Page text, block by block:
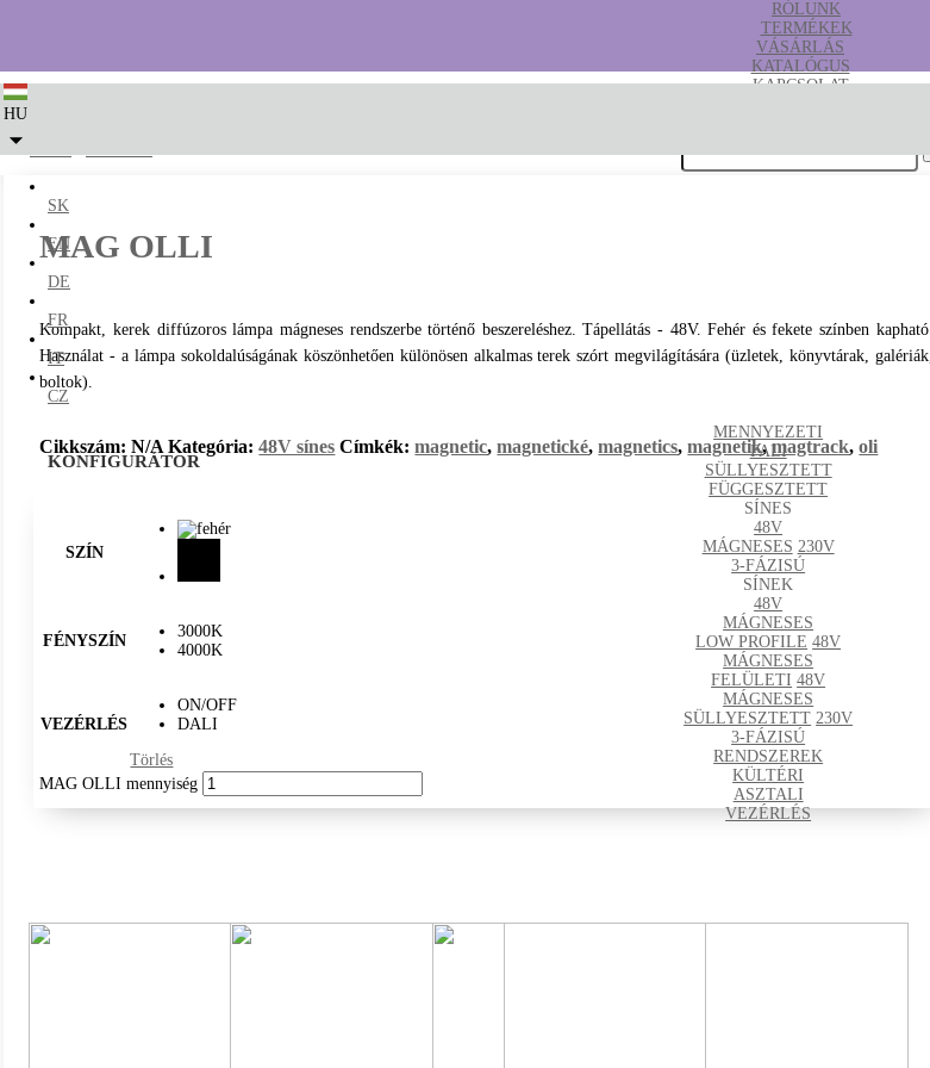
RÓLUNK
TERMÉKEK
VÁSÁRLÁS
KATALÓGUS
KAPCSOLAT
HU
SK
EN
DE
FR
IT
CZ
MENNYEZETI
FALI
SÜLLYESZTETT
FÜGGESZTETT
SÍNES
48V
MÁGNESES 230V
3-FÁZISÚ
SÍNEK
48V
MÁGNESES
LOW PROFILE 48V
MÁGNESES
FELÜLETI 48V
MÁGNESES
SÜLLYESZTETT 230V
3-FÁZISÚ
RENDSZEREK
KÜLTÉRI
ASZTALI
VEZÉRLÉS
MAG OLLI
Kompakt, kerek diffúzoros lámpa mágneses rendszerbe történő beszereléshez. Tápellátás - 48V. Fehér és fekete színben kapható.
Használat - a lámpa sokoldalúságának köszönhetően különösen alkalmas terek szórt megvilágítására (üzletek, könyvtárak, galériák,
boltok).
Cikkszám:N/A Kategória:48V sínes Címkék:magnetic,magnetické,magnetics,magnetik,magtrack,oli
KONFIGURÁTOR
SZÍN
FÉNYSZÍN
3000K
4000K
VEZÉRLÉS
ON/OFF
DALI
Törlés
MAG OLLI mennyiség